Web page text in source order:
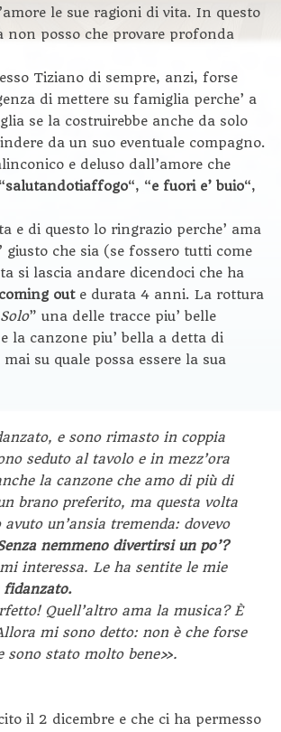
le sue ragioni di vita. In questo
non posso che provare profonda
Tiziano di sempre, anzi, forse
di mettere su famiglia perche’ a
se la costruirebbe anche da solo
da un suo eventuale compagno.
e deluso dall’amore che
salutandotiaffogo“, “e fuori e’ buio“,
e di questo lo ringrazio perche’ ama
giusto che sia (se fossero tutti come
si lascia andare dicendoci che ha
coming oute durata 4 anni. La rottura
Solo” una delle tracce piu’ belle
la canzone piu’ bella a detta di
su quale possa essere la sua
e sono rimasto in coppia
seduto al tavolo e in mezz’ora
la canzone che amo di più di
brano preferito, ma questa volta
un’ansia tremenda: dovevo
nemmeno divertirsi un po’?
interessa. Le ha sentite le mie
fidanzato.
Quell’altro ama la musica? È
mi sono detto: non è che forse
sono stato molto bene».
il 2 dicembre e che ci ha permesso